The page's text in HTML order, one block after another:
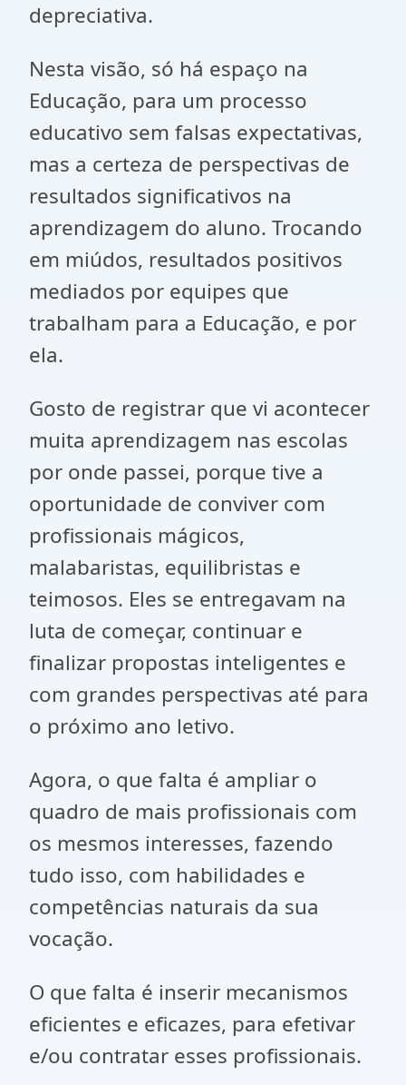
depreciativa.
Nesta visão, só há espaço na
Educação, para um processo
educativo sem falsas expectativas,
mas a certeza de perspectivas de
resultados significativos na
aprendizagem do aluno. Trocando
em miúdos, resultados positivos
mediados por equipes que
trabalham para a Educação, e por
ela.
Gosto de registrar que vi acontecer
muita aprendizagem nas escolas
por onde passei, porque tive a
oportunidade de conviver com
profissionais mágicos,
malabaristas, equilibristas e
teimosos. Eles se entregavam na
luta de começar, continuar e
finalizar propostas inteligentes e
com grandes perspectivas até para
o próximo ano letivo.
Agora, o que falta é ampliar o
quadro de mais profissionais com
os mesmos interesses, fazendo
tudo isso, com habilidades e
competências naturais da sua
vocação.
O que falta é inserir mecanismos
eficientes e eficazes, para efetivar
e/ou contratar esses profissionais.